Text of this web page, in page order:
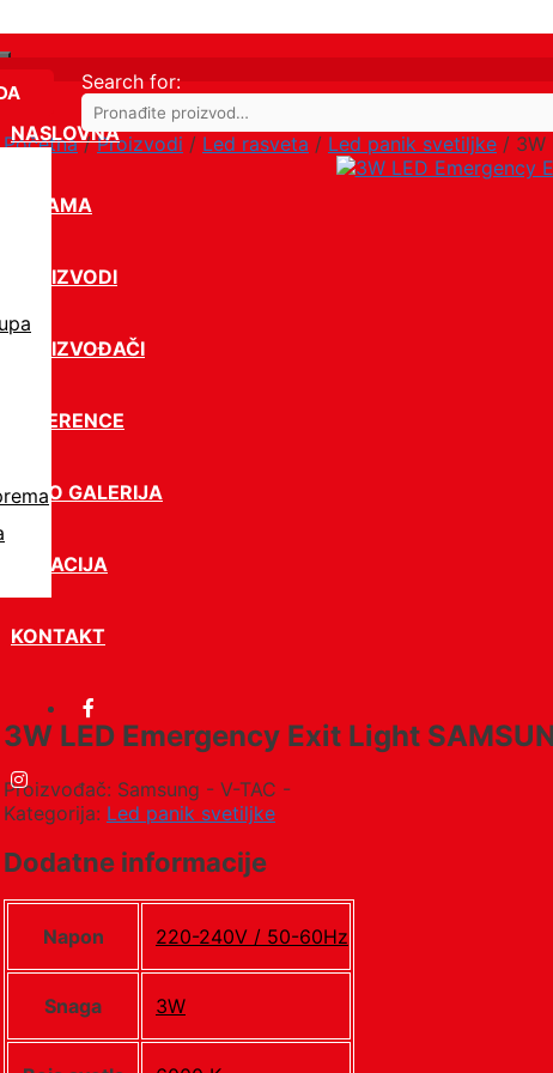
NASLOVNA
O NAMA
PROIZVODI
PROIZVOĐAČI
REFERENCE
FOTO GALERIJA
LOKACIJA
KONTAKT
Search for:
Početna/Proizvodi / Led rasveta / Led panik svetiljke / 3W
3W LED Emergency Exit Light
Proizvođač: Samsung - V-TAC -
Kategorija: Led panik svetiljke
Dodatne informacije
Napon 220-240V / 50-60Hz
Snaga 3W